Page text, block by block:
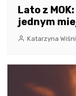
Lato z
jednym
Katarzyna